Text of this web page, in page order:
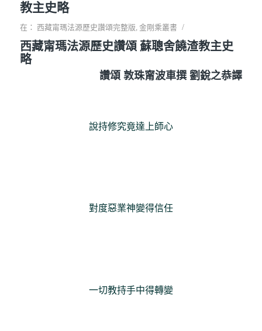
教主史略
在： 西藏甯瑪法源歷史讚頌完整版, 金剛乘叢書 /
西藏甯瑪法源歷史讚頌 蘇聰舍饒渣教主史
略
讚頌 敦珠甯波車撰 劉銳之恭譯
說持修究竟達上師心
對度惡業神變得信任
一切教持手中得轉變